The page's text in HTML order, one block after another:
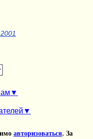
авторизоваться. За